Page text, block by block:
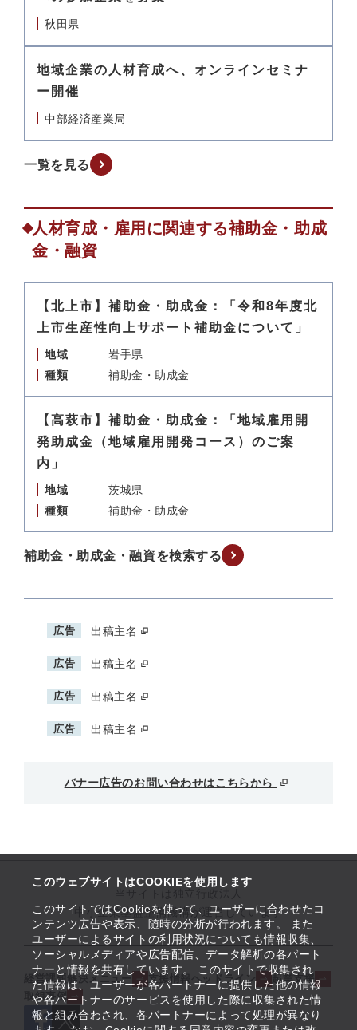
このウェブサイトはCOOKIEを使用します
このサイトではCookieを使って、ユーザーに合わせたコ
ンテンツ広告や表示、随時の分析が行われます。 また
ユーザーによるサイトの利用状況についても情報収集、
ソーシャルメディアや広告配信、データ解析の各パート
ナーと情報を共有しています。 このサイトで収集され
た情報は、ユーザーが各パートナーに提供した他の情報
や各パートナーのサービスを使用した際に収集された情
報と組み合わされ、各パートナーによって処理が異なり
秋田県
地域企業の人材育成へ、オンラインセミナ
ー開催
中部経済産業局
一覧を見る
人材育成・雇用に関連する補助金・助成
金・融資
【北上市】補助金・助成金：「令和8年度北
上市生産性向上サポート補助金について」
地域
岩手県
種類
補助金・助成金
【高萩市】補助金・助成金：「地域雇用開
発助成金（地域雇用開発コース）のご案
内」
地域
茨城県
種類
補助金・助成金
補助金・助成金・融資を検索する
広告 出稿主名
広告 出稿主名
広告 出稿主名
広告 出稿主名
バナー広告のお問い合わせはこちらから
中小企業基盤整備機構が運営しています
経営課題解決メニュー 支援情報ヘッドライン
起業支援
取組事例